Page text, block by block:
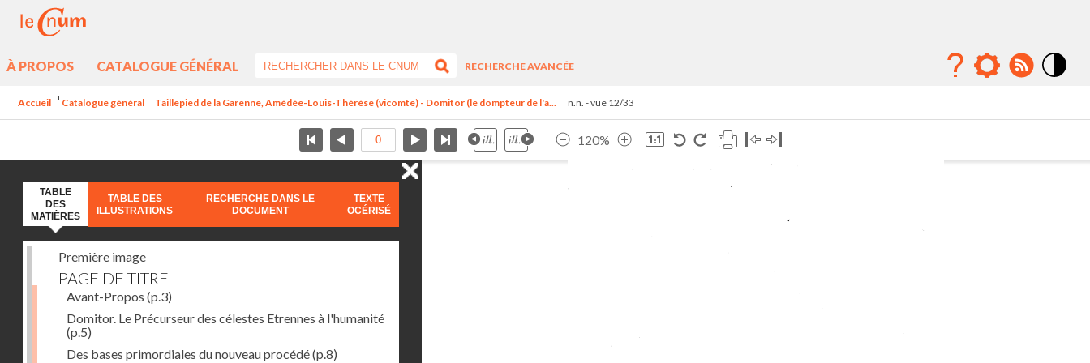
À PROPOS CATALOGUE GÉNÉRAL
RECHERCHE AVANCÉE
Accueil Catalogue général Taillepied de la Garenne, Amédée-Louis-Thérèse (vicomte) - Domitor (le dompteur de l'a... n.n. - vue 12/33
120%
TABLE
DES
MATIÈRES
TABLE DES
ILLUSTRATIONS
RECHERCHE DANS LE
DOCUMENT
TEXTE
OCÉRISÉ
Première image
PAGE DE TITRE
Avant-Propos (p.3)
Domitor. Le Précurseur des célestes Etrennes à l'humanité
(p.5)
Des bases primordiales du nouveau procédé(p.8)